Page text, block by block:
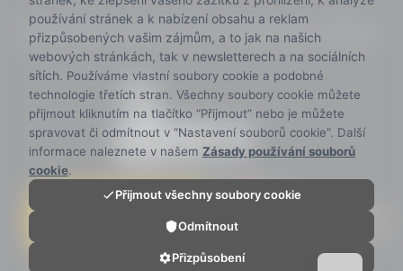
© 2025 VMV Cosmetic Group. Všechna práva vyhrazena.